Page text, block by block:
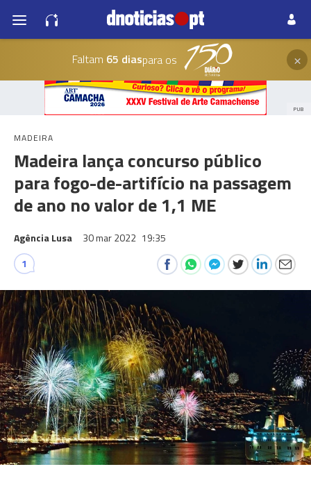
Faltam 65 diaspara os ×
PUB
MADEIRA
Madeira lança concurso público
para fogo-de-artifício na passagem
de ano no valor de 1,1 ME
Agência Lusa 30 mar 2022 19:35
1